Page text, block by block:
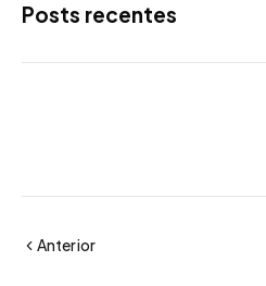
Posts recentes
Anterior